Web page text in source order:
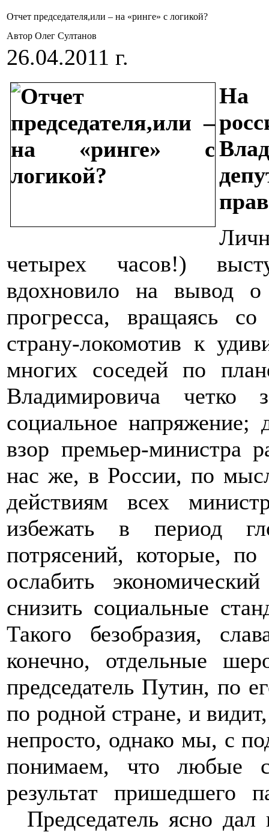
Отчет председателя,или – на «ринге» с логикой?
Автор Олег Султанов
26.04.2011 г.
На
четырех часов!)
вдохновило на вывод о
прогресса, вращаясь
страну-локомотив к
многих соседей по
Владимировича четко
социальное
взор премьер-министра
нас же, в России, по
действиям всех
избежать в период
потрясений, которые,
ослабить
снизить социальные
Такого безобразия,
конечно, отдельные
председатель Путин, по
по родной стране, и
непросто, однако мы, с
понимаем, что любые
результат пришедшего
Председатель ясно дал